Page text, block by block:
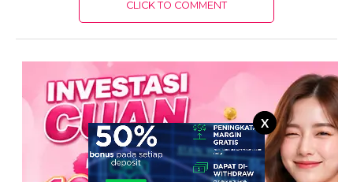
X
CLICK TO COMMENT